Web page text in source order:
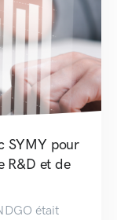
SYMY pour
R&D et de
était